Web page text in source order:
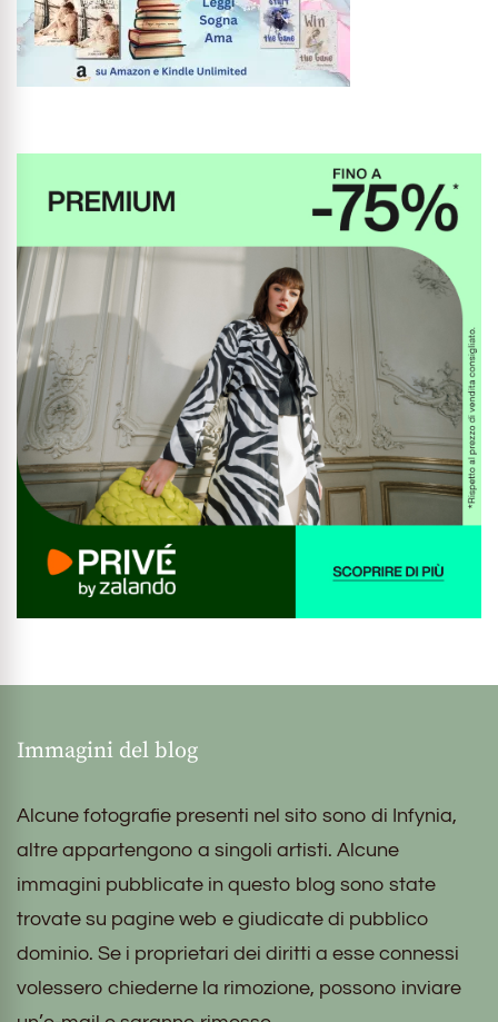
Immagini del blog
Alcune fotografie presenti nel sito sono di Infynia,
altre appartengono a singoli artisti. Alcune
immagini pubblicate in questo blog sono state
trovate su pagine web e giudicate di pubblico
dominio. Se i proprietari dei diritti a esse connessi
volessero chiederne la rimozione, possono inviare